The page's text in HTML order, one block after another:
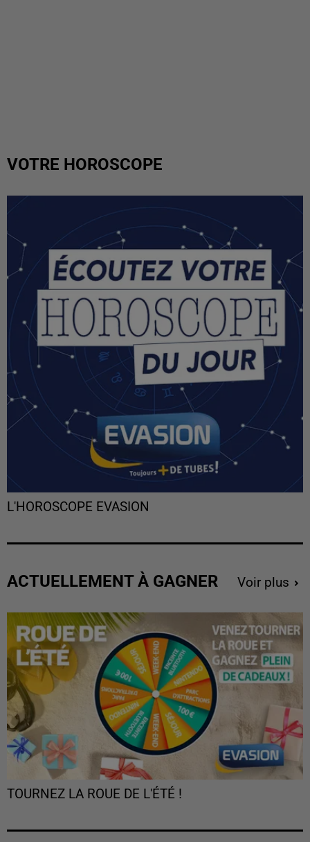
VOTRE HOROSCOPE
L'HOROSCOPE EVASION
ACTUELLEMENT À GAGNER Voir plus
TOURNEZ LA ROUE DE L'ÉTÉ !